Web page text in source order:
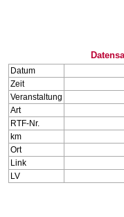
Datum
Zeit
Veranstaltung
Art
RTF-Nr.
km
Ort
Link
LV